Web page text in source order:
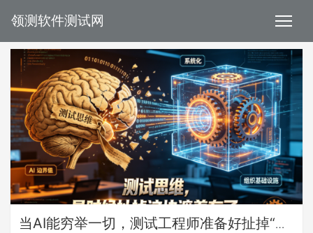
领测软件测试网
当AI能穷举一切，测试工程师准备好扯掉“测